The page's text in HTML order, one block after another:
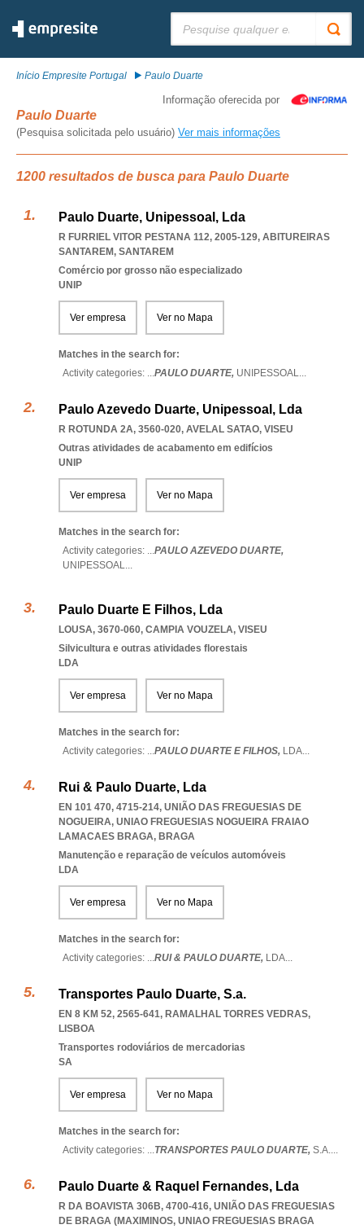
Início Empresite Portugal Paulo Duarte
Informação oferecida por
Paulo Duarte
(Pesquisa solicitada pelo usuário) Ver mais informações
1200 resultados de busca para Paulo Duarte
Paulo Duarte, Unipessoal, Lda
R FURRIEL VITOR PESTANA 112, 2005-129, ABITUREIRAS
SANTAREM, SANTAREM
Comércio por grosso não especializado
UNIP
Ver empresa Ver no Mapa
Matches in the search for:
Activity categories: ...PAULO DUARTE, UNIPESSOAL...
Paulo Azevedo Duarte, Unipessoal, Lda
R ROTUNDA 2A, 3560-020, AVELAL SATAO, VISEU
Outras atividades de acabamento em edifícios
UNIP
Ver empresa Ver no Mapa
Matches in the search for:
Activity categories: ...PAULO AZEVEDO DUARTE,
UNIPESSOAL...
Paulo Duarte E Filhos, Lda
LOUSA, 3670-060, CAMPIA VOUZELA, VISEU
Silvicultura e outras atividades florestais
LDA
Ver empresa Ver no Mapa
Matches in the search for:
Activity categories: ...PAULO DUARTE E FILHOS, LDA...
Rui & Paulo Duarte, Lda
EN 101 470, 4715-214, UNIÃO DAS FREGUESIAS DE
NOGUEIRA, UNIAO FREGUESIAS NOGUEIRA FRAIAO
LAMACAES BRAGA, BRAGA
Manutenção e reparação de veículos automóveis
LDA
Ver empresa Ver no Mapa
Matches in the search for:
Activity categories: ...RUI & PAULO DUARTE, LDA...
Transportes Paulo Duarte, S.a.
EN 8 KM 52, 2565-641, RAMALHAL TORRES VEDRAS,
LISBOA
Transportes rodoviários de mercadorias
SA
Ver empresa Ver no Mapa
Matches in the search for:
Activity categories: ...TRANSPORTES PAULO DUARTE, S.A....
Paulo Duarte & Raquel Fernandes, Lda
R DA BOAVISTA 306B, 4700-416, UNIÃO DAS FREGUESIAS
DE BRAGA (MAXIMINOS, UNIAO FREGUESIAS BRAGA